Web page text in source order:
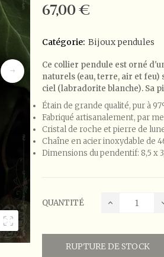
67,00 €
Catégorie: Bijoux pendules
Ce collier pendule est orné
naturels (eau, terre, air et
ciel (labradorite blanche). Sa
Étain de grande qualité, pur à
Fabriqué artisanalement, par
Cristal de roche et pierre de
Chaîne en acier inoxydable de
Dimensions du pendentif: 8,5 x
QUANTITÉ
RUPTURE DE STOCK